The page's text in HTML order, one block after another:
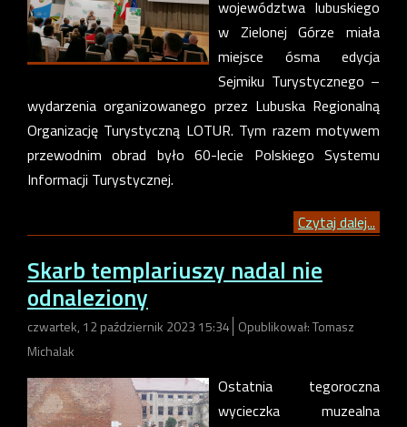
województwa lubuskiego
w Zielonej Górze miała
miejsce ósma edycja
Sejmiku Turystycznego –
wydarzenia organizowanego przez Lubuska Regionalną
Organizację Turystyczną LOTUR. Tym razem motywem
przewodnim obrad było 60-lecie Polskiego Systemu
Informacji Turystycznej.
Czytaj dalej...
Skarb templariuszy nadal nie
odnaleziony
czwartek, 12 październik 2023 15:34 Opublikował: Tomasz
Michalak
Ostatnia tegoroczna
wycieczka muzealna